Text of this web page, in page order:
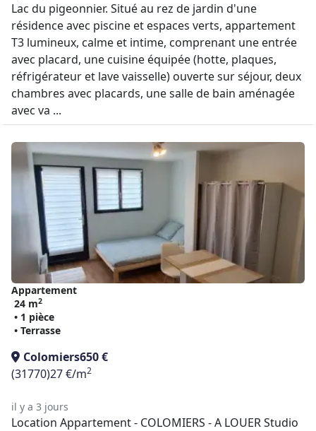
Lac du pigeonnier. Situé au rez de jardin d'une
résidence avec piscine et espaces verts, appartement
T3 lumineux, calme et intime, comprenant une entrée
avec placard, une cuisine équipée (hotte, plaques,
réfrigérateur et lave vaisselle) ouverte sur séjour, deux
chambres avec placards, une salle de bain aménagée
avec va ...
Appartement
24 m2
• 1 pièce
• Terrasse
Colomiers650 €
(31770)27 €/m2
il y a 3 jours
Location Appartement - COLOMIERS - A LOUER Studio